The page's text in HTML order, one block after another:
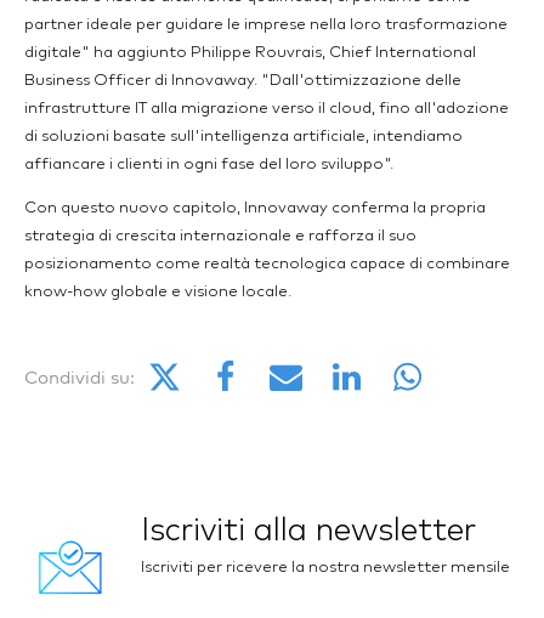
partner ideale per guidare le imprese nella loro trasformazione
digitale" ha aggiunto Philippe Rouvrais, Chief International
Business Officer di Innovaway. "Dall'ottimizzazione delle
infrastrutture IT alla migrazione verso il cloud, fino all'adozione
di soluzioni basate sull'intelligenza artificiale, intendiamo
affiancare i clienti in ogni fase del loro sviluppo".
Con questo nuovo capitolo, Innovaway conferma la propria
strategia di crescita internazionale e rafforza il suo
posizionamento come realtà tecnologica capace di combinare
know-how globale e visione locale.
Condividi su:
Iscriviti alla newsletter
Iscriviti per ricevere la nostra newsletter mensile